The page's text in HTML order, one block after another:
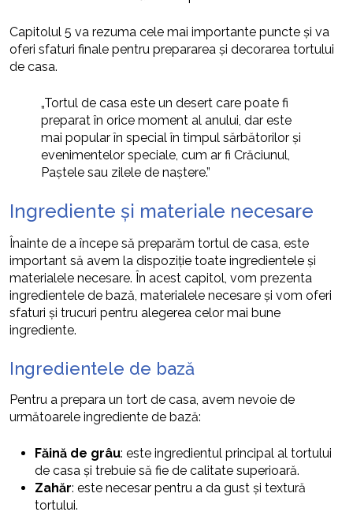
Capitolul 5 va rezuma cele mai importante puncte și va
oferi sfaturi finale pentru prepararea și decorarea tortului
de casa.
„Tortul de casa este un desert care poate fi
preparat în orice moment al anului, dar este
mai popular în special în timpul sărbătorilor și
evenimentelor speciale, cum ar fi Crăciunul,
Paștele sau zilele de naștere.”
Ingrediente și materiale necesare
Înainte de a începe să preparăm tortul de casa, este
important să avem la dispoziție toate ingredientele și
materialele necesare. În acest capitol, vom prezenta
ingredientele de bază, materialele necesare și vom oferi
sfaturi și trucuri pentru alegerea celor mai bune
ingrediente.
Ingredientele de bază
Pentru a prepara un tort de casa, avem nevoie de
următoarele ingrediente de bază:
Făină de grâu: este ingredientul principal al tortului
de casa și trebuie să fie de calitate superioară.
Zahăr: este necesar pentru a da gust și textură
tortului.